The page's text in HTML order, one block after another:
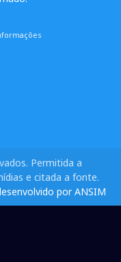
Permitida a
e citada a fonte.
por ANSIM